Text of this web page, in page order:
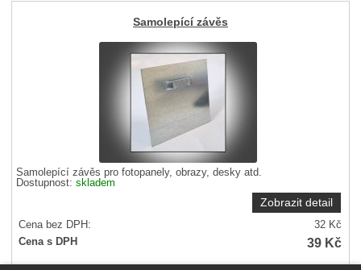
Samolepící závěs
Samolepící závěs pro fotopanely, obrazy, desky atd.
Dostupnost:skladem
Zobrazit detail
Cena bez DPH: 32 Kč
Cena s DPH
39 Kč